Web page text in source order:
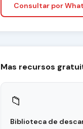
Consultar por
Mas recursos
📁
Biblioteca de